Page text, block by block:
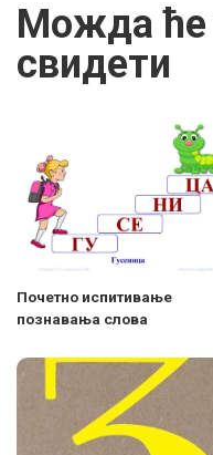
Можда ће
свидети
Почетно испитивање
познавања слова